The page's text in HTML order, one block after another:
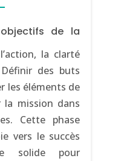
de la
la clarté
des buts
les éléments de
la mission dans
Cette phase
vers le succès
solide pour